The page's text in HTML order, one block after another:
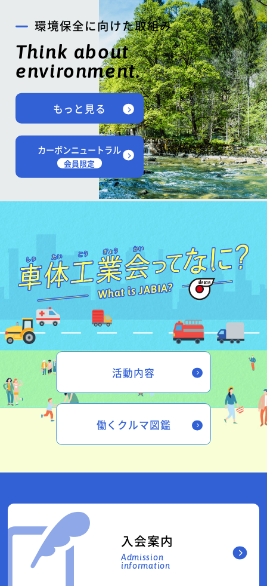
環境保全に向けた取組み
Think about
environment.
もっと見る
カーボンニュートラル
会員限定
活動内容
働くクルマ図鑑
入会案内
Admission
information